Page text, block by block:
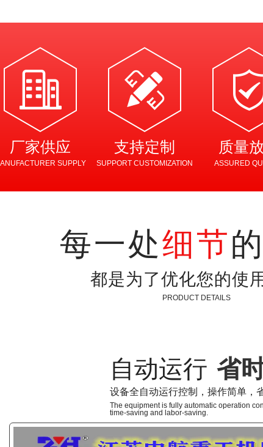
隧道桥梁拱架弯拱机 液压对称式弯曲机
厂家供应
SUPPLY
支持定制
SUPPORT CUSTOMIZATION
质量
ASSURED
每一处细节
都是为了优化您的使
PRODUCT DETAILS
自动运行 省
设备全自动运行控制，操作简单，
The equipment is fully automatic operation
time-saving and labor-saving.